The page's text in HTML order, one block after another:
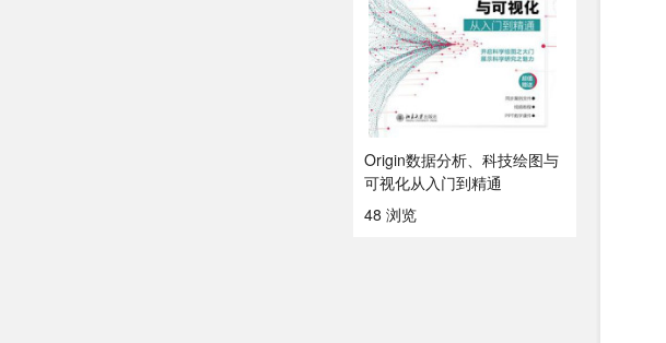
Origin数据分析、科技绘图与
可视化从入门到精通
48 浏览